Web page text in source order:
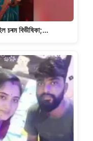
চৰম বিভীষিকা;…